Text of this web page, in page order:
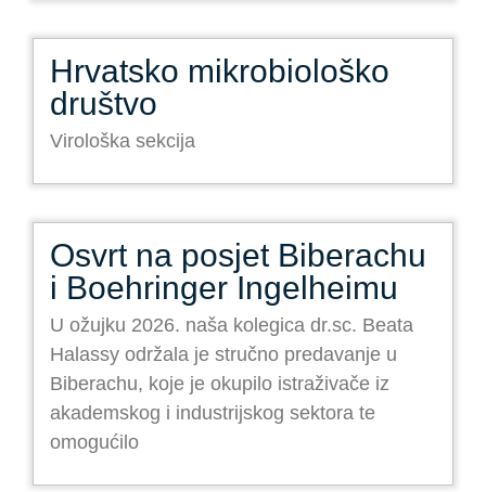
Hrvatsko mikrobiološko
društvo
Virološka sekcija
Osvrt na posjet Biberachu
i Boehringer Ingelheimu
U ožujku 2026. naša kolegica dr.sc. Beata
Halassy održala je stručno predavanje u
Biberachu, koje je okupilo istraživače iz
akademskog i industrijskog sektora te
omogućilo